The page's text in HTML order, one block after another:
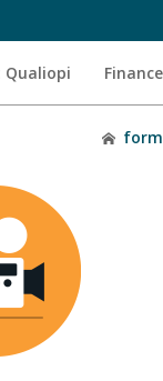
Qualiopi